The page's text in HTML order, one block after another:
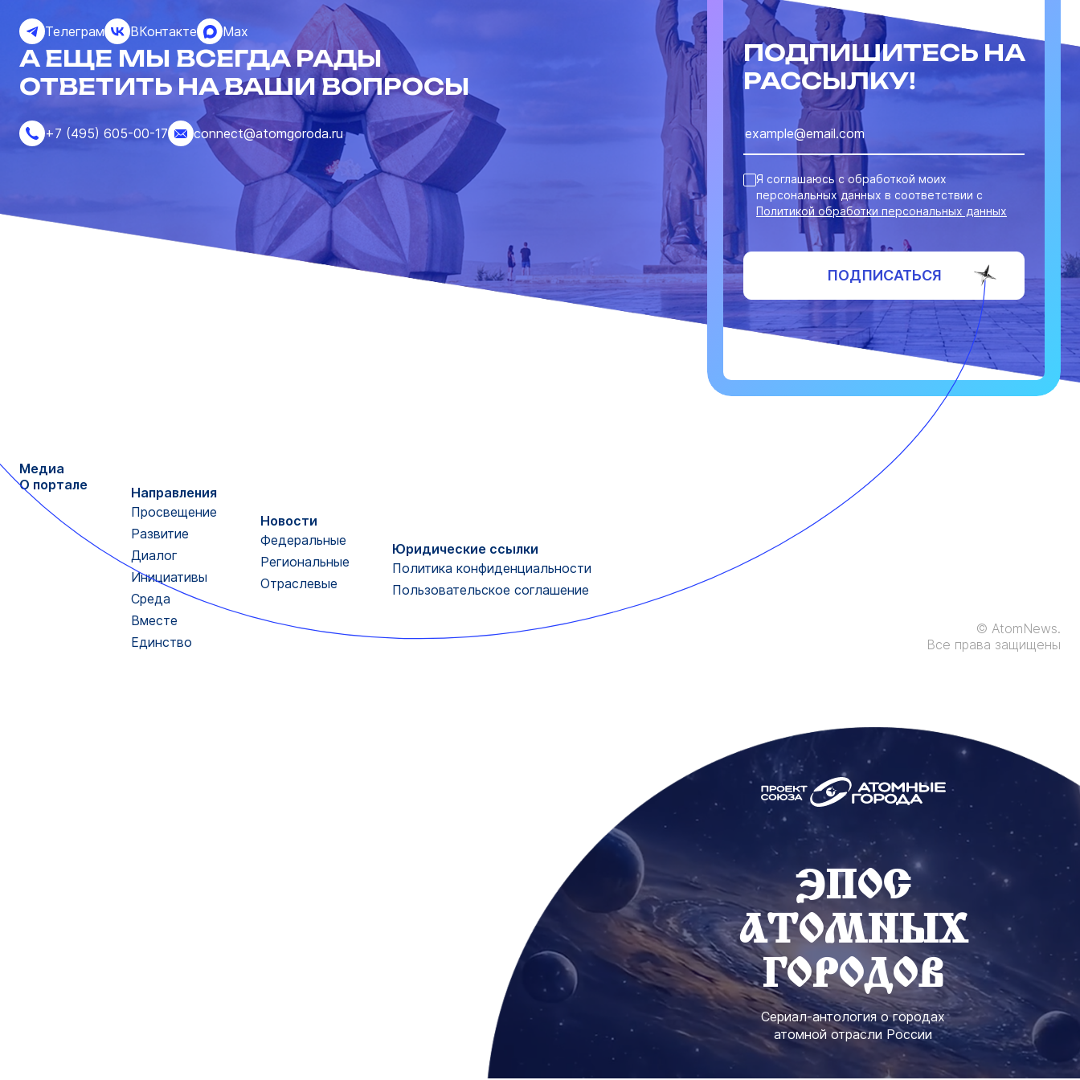
Телеграм ВКонтакте Max
А ЕЩЕ МЫ ВСЕГДА РАДЫ
ОТВЕТИТЬ НА ВАШИ ВОПРОСЫ
+7 (495) 605-00-17 connect@atomgoroda.ru
ПОДПИШИТЕСЬ НА
РАССЫЛКУ!
Я соглашаюсь с обработкой моих
персональных данных в соответствии с
Политикой обработки персональных данных
ПОДПИСАТЬСЯ
Медиа
О портале
Направления
Просвещение
Развитие
Диалог
Инициативы
Среда
Вместе
Единство
Новости
Федеральные
Региональные
Отраслевые
Юридические ссылки
Политика конфиденциальности
Пользовательское соглашение
© AtomNews.
Все права защищены
ЭПОС
АТОМНЫХ
ГОРОДОВ
Сериал-антология о городах
атомной отрасли России